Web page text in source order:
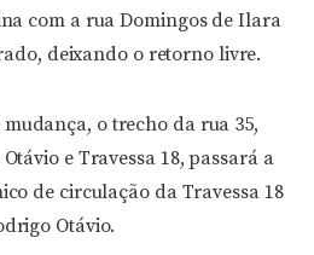
com a rua Domingos de Ilara
deixando o retorno livre.
o trecho da rua 35,
e Travessa 18, passará a
de circulação da Travessa 18
Otávio.